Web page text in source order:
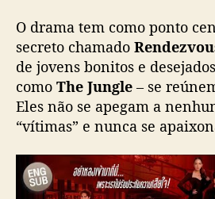
O drama tem como ponto
secreto chamado
de jovens bonitos e
como The Jungle – se
Eles não se apegam a
“vítimas” e nunca se